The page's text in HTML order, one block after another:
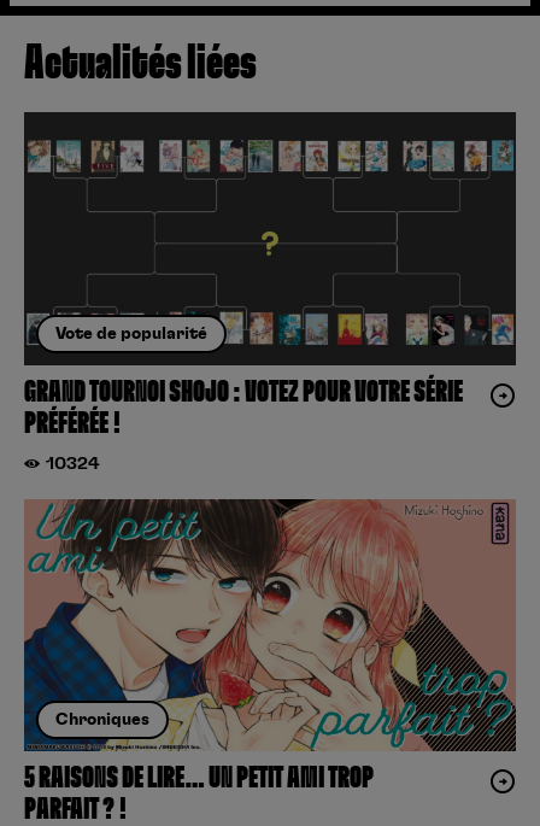
Actualités liées
Vote de popularité
GRAND TOURNOI SHOJO : VOTEZ POUR VOTRE SÉRIE
PRÉFÉRÉE !
10324
Chroniques
5 RAISONS DE LIRE… UN PETIT AMI TROP
PARFAIT ? !